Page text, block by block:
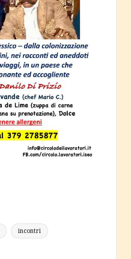
incontri